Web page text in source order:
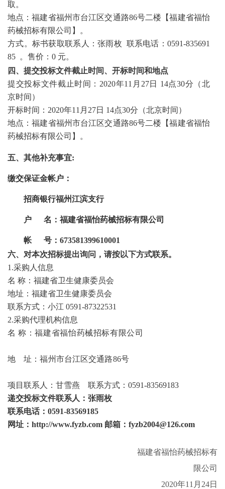
取。
地点：福建省福州市台江区交通路86号二楼【福建省福怡
药械招标有限公司】。
方式。 标书获取联系人：张雨枚 联系电话： 0591-835691
85 。 售价： 0 元。
四、 提交投标文件截止时间、开标时间和地点
提交投标文件截止时间： 2020年11月 27日 14点30分（北
京时间）
开标时间： 2020年11月 27日 14点30分（北京时间）
地点：福建省福州市台江区交通路86号二楼【福建省福怡
药械招标有限公司】。
五、 其他补充事宜:
缴交保证金帐户：
招商银行福州江滨支行
户 名：福建省福怡药械招标有限公司
帐 号：673581399610001
六、 对本次招标提出询问，请按以下方式联系。
1.采购人信息
名 称：福建省卫生健康委员会
地址：福建省卫生健康委员会
联系方式：小江 0591-87322531
2.采购代理机构信息
名 称：福建省福怡药械招标有限公司
地 址：福州市台江区交通路86号
项目联系人：甘雪燕 联系方式： 0591-83569183
递交投标文件联系人：张雨枚
联系电话： 0591-83569185
网址： http://www.fyzb.com 邮箱： fyzb2004@126.com
福建省福怡药械招标有
限公司
2020年11月24日